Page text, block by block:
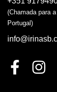
(Chamada para
Portugal)